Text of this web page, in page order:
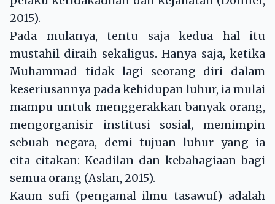
2015).
Pada mulanya, tentu saja kedua hal itu
mustahil diraih sekaligus. Hanya saja, ketika
Muhammad tidak lagi seorang diri dalam
keseriusannya pada kehidupan luhur, ia mulai
mampu untuk menggerakkan banyak orang,
mengorganisir institusi sosial, memimpin
sebuah negara, demi tujuan luhur yang ia
cita-citakan: Keadilan dan kebahagiaan bagi
semua orang (Aslan, 2015).
Kaum sufi (pengamal ilmu tasawuf) adalah